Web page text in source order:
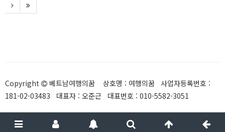
Copyright
베트남여행의꿈 상호명 : 여행의꿈 사업자등록번호 :
181-02-03483 대표자 : 오준근 대표번호 : 010-5582-3051